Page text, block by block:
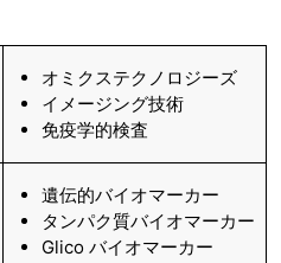
オミクステクノロジーズ
イメージング技術
免疫学的検査
遺伝的バイオマーカー
タンパク質バイオマーカー
Glico バイオマーカー